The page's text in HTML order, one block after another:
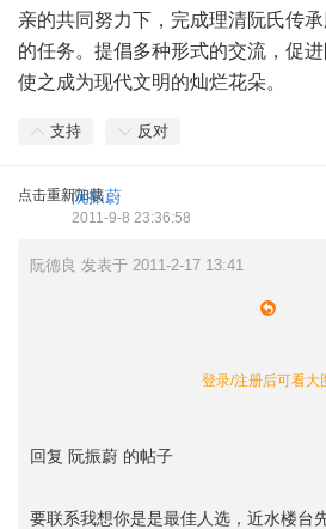
亲的共同努力下，完成理清阮氏传
的任务。提倡多种形式的交流，促
使之成为现代文明的灿烂花朵。
支持 反对
点击重新加载
阮振蔚
2011-9-8 23:36:58
阮德良 发表于 2011-2-17 13:41
登录/注册后可看大
回复 阮振蔚 的帖子
要联系我想你是是最佳人选，近水楼台